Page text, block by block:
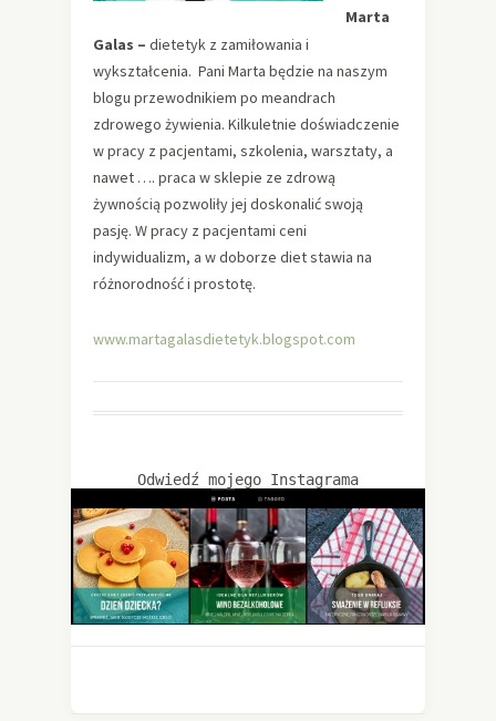
Marta
Galas – dietetyk z zamiłowania i
wykształcenia. Pani Marta będzie na naszym
blogu przewodnikiem po meandrach
zdrowego żywienia. Kilkuletnie doświadczenie
w pracy z pacjentami, szkolenia, warsztaty, a
nawet …. praca w sklepie ze zdrową
żywnością pozwoliły jej doskonalić swoją
pasję. W pracy z pacjentami ceni
indywidualizm, a w doborze diet stawia na
różnorodność i prostotę.
www.martagalasdietetyk.blogspot.com
Odwiedź mojego Instagrama